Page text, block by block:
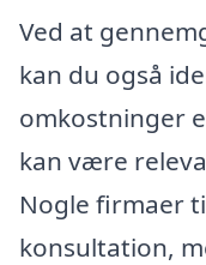
Ved at
kan du også
omkostninger
kan være
Nogle firmaer
konsultation,